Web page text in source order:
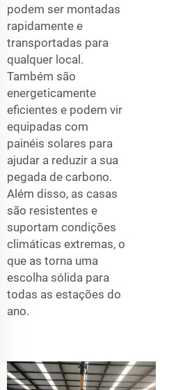
podem ser montadas
rapidamente e
transportadas para
qualquer local.
Também são
energeticamente
eficientes e podem vir
equipadas com
painéis solares para
ajudar a reduzir a sua
pegada de carbono.
Além disso, as casas
são resistentes e
suportam condições
climáticas extremas, o
que as torna uma
escolha sólida para
todas as estações do
ano.